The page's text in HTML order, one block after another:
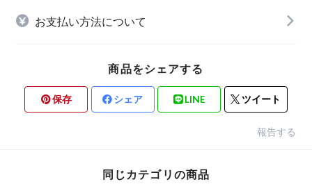
お支払い方法について
商品をシェアする
保存 シェア LINE ツイート
報告する
同じカテゴリの商品